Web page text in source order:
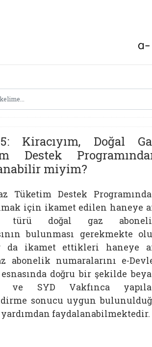
Kiracıyım, Doğal
Destek
miyim?
Tüketim Destek
için ikamet edilen haneye
türü doğal gaz
bulunması gerekmekte
da ikamet ettikleri haneye
abonelik numaralarını e-
doğru bir şekilde
ve SYD Vakfınca
sonucu uygun
faydalanabilmektedir.